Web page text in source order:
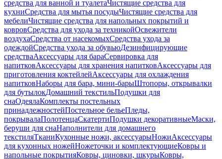
средства для ванной и туалетаЧистящие средства для
кухниСредства для мытья посудыЧистящие средства для
мебелиЧистящие средства для напольных покрытий и
ковровСредства для ухода за техникойОсвежители
воздухаСредства от насекомыхСредства ухода за
одеждойСредства ухода за обувьюДезинфицирующие
средстваАксессуары для бараСервировка для
напитковАксессуары для хранения напитковАксессуары для
приготовления коктейлейАксессуары для охлаждения
напитковНаборы для бара, мини-барыШтопоры, открывалки
для бутылокДомашний текстильПодушки для
снаОдеялаКомплекты постельных
принадлежностейПостельное бельеПледы,
покрывалаПолотенцаСкатертиПодушки декоративныеМаски,
беруши для снаНаполнители для домашнего
текстиляТканиКухонные ножи, аксессуарыНожиАксессуары
для кухонных ножейНожеточки и комплектующиеКовры и
напольные покрытияКовры, циновки, шкурыКовры,